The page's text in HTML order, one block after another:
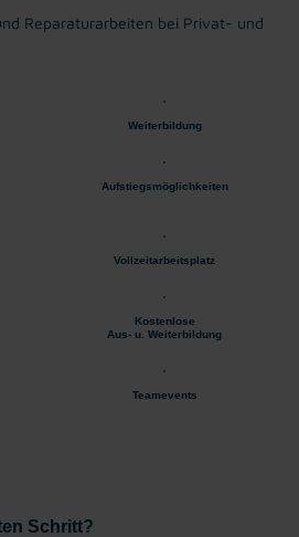
Reparaturarbeiten bei Privat- und
Weiterbildung
Aufstiegsmöglichkeiten
Vollzeitarbeitsplatz
Kostenlose
Aus- u. Weiterbildung
Teamevents
Schritt?